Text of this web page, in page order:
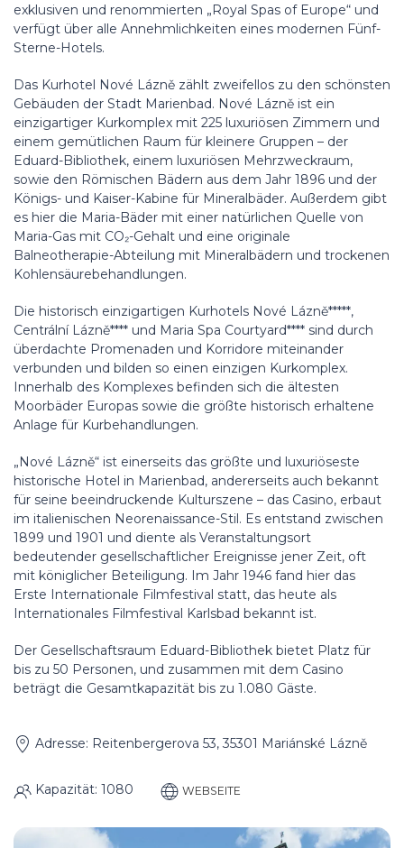
exklusiven und renommierten „Royal Spas of Europe“ und
verfügt über alle Annehmlichkeiten eines modernen Fünf-
Sterne-Hotels.
Das Kurhotel Nové Lázně zählt zweifellos zu den schönsten
Gebäuden der Stadt Marienbad. Nové Lázně ist ein
einzigartiger Kurkomplex mit 225 luxuriösen Zimmern und
einem gemütlichen Raum für kleinere Gruppen – der
Eduard-Bibliothek, einem luxuriösen Mehrzweckraum,
sowie den Römischen Bädern aus dem Jahr 1896 und der
Königs- und Kaiser-Kabine für Mineralbäder. Außerdem gibt
es hier die Maria-Bäder mit einer natürlichen Quelle von
Maria-Gas mit CO₂-Gehalt und eine originale
Balneotherapie-Abteilung mit Mineralbädern und trockenen
Kohlensäurebehandlungen.
Die historisch einzigartigen Kurhotels Nové Lázně*****,
Centrální Lázně**** und Maria Spa Courtyard**** sind durch
überdachte Promenaden und Korridore miteinander
verbunden und bilden so einen einzigen Kurkomplex.
Innerhalb des Komplexes befinden sich die ältesten
Moorbäder Europas sowie die größte historisch erhaltene
Anlage für Kurbehandlungen.
„Nové Lázně“ ist einerseits das größte und luxuriöseste
historische Hotel in Marienbad, andererseits auch bekannt
für seine beeindruckende Kulturszene – das Casino, erbaut
im italienischen Neorenaissance-Stil. Es entstand zwischen
1899 und 1901 und diente als Veranstaltungsort
bedeutender gesellschaftlicher Ereignisse jener Zeit, oft
mit königlicher Beteiligung. Im Jahr 1946 fand hier das
Erste Internationale Filmfestival statt, das heute als
Internationales Filmfestival Karlsbad bekannt ist.
Der Gesellschaftsraum Eduard-Bibliothek bietet Platz für
bis zu 50 Personen, und zusammen mit dem Casino
beträgt die Gesamtkapazität bis zu 1.080 Gäste.
Adresse: Reitenbergerova 53, 35301 Mariánské Lázně
Kapazität: 1080 WEBSEITE